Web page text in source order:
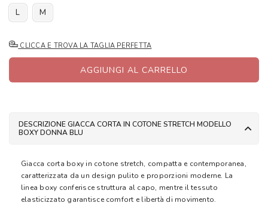
L M
CLICCA E TROVA LA TAGLIA PERFETTA
AGGIUNGI AL CARRELLO
DESCRIZIONE GIACCA CORTA IN COTONE STRETCH MODELLO
BOXY DONNA BLU
Giacca corta boxy in cotone stretch, compatta e contemporanea,
caratterizzata da un design pulito e proporzioni moderne. La
linea boxy conferisce struttura al capo, mentre il tessuto
elasticizzato garantisce comfort e libertà di movimento.